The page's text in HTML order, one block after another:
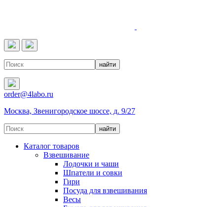
order@4labo.ru
Москва, Звенигородское шоссе, д. 9/27
Каталог товаров
Взвешивание
Лодочки и чаши
Шпатели и совки
Гири
Посуда для взвешивания
Весы